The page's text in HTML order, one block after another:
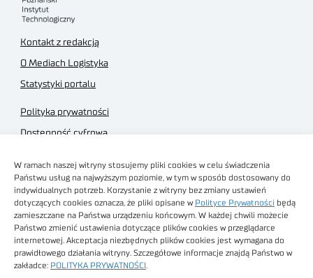
W ramach naszej witryny stosujemy pliki cookies w celu świadczenia
Państwu usług na najwyższym poziomie, w tym w sposób dostosowany do
indywidualnych potrzeb. Korzystanie z witryny bez zmiany ustawień
dotyczących cookies oznacza, że pliki opisane w Polityce Prywatności będą
zamieszczane na Państwa urządzeniu końcowym. W każdej chwili możecie
Państwo zmienić ustawienia dotyczące plików cookies w przeglądarce
internetowej. Akceptacja niezbędnych plików cookies jest wymagana do
prawidłowego działania witryny. Szczegółowe informacje znajdą Państwo w
zakładce: POLITYKA PRYWATNOŚCI
Kontakt z redakcją
O Mediach Logistyka
Statystyki portalu
Polityka prywatności
Dostępność cyfrowa
Regulamin sklepu
Obrazy stockowe
autorstwa